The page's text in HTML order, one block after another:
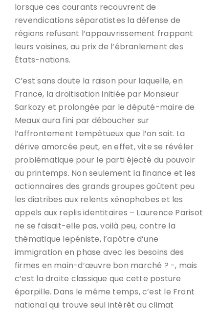
lorsque ces courants recouvrent de
revendications séparatistes la défense de
régions refusant l’appauvrissement frappant
leurs voisines, au prix de l’ébranlement des
États-nations.
C’est sans doute la raison pour laquelle, en
France, la droitisation initiée par Monsieur
Sarkozy et prolongée par le député-maire de
Meaux aura fini par déboucher sur
l’affrontement tempêtueux que l’on sait. La
dérive amorcée peut, en effet, vite se révéler
problématique pour le parti éjecté du pouvoir
au printemps. Non seulement la finance et les
actionnaires des grands groupes goûtent peu
les diatribes aux relents xénophobes et les
appels aux replis identitaires – Laurence Parisot
ne se faisait-elle pas, voilà peu, contre la
thématique lepéniste, l’apôtre d’une
immigration en phase avec les besoins des
firmes en main-d’œuvre bon marché ? -, mais
c’est la droite classique que cette posture
éparpille. Dans le même temps, c’est le Front
national qui trouve seul intérêt au climat